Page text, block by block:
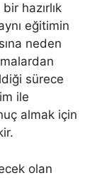
hazırlık
eğitimin
neden
sürece
ile
almak için
olan